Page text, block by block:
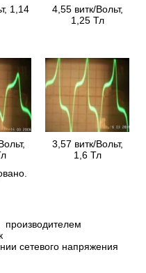
1,14
4,55 витк/Вольт,
1,25 Тл
3,57 витк/Вольт,
1,6 Тл
сетевого напряжения